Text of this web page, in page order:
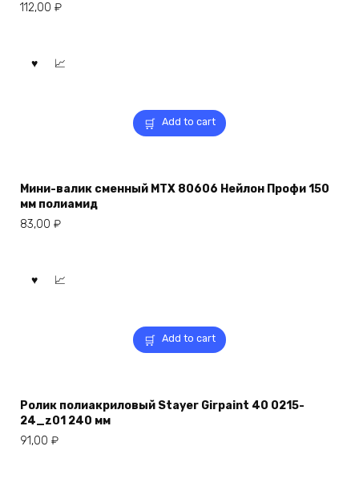
112,00 ₽
Add to cart
Мини-валик сменный MTX 80606 Нейлон Профи 150
мм полиамид
83,00 ₽
Add to cart
Ролик полиакриловый Stayer Girpaint 40 0215-
24_z01 240 мм
91,00 ₽